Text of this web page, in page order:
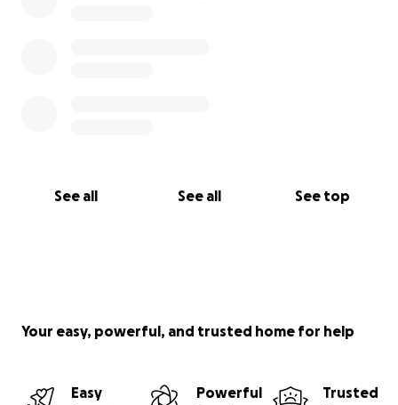
See all See all See top
Your easy, powerful, and trusted home for help
Easy
Powerful
Trusted